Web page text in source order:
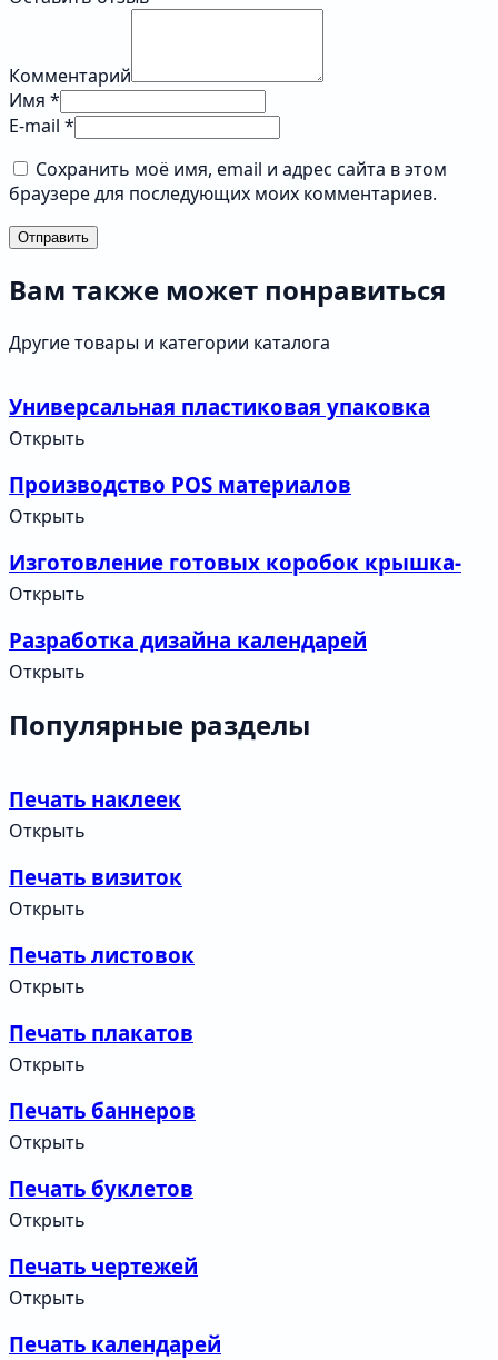
Комментарий
Имя *
E-mail *
Сохранить моё имя, email и адрес сайта в этом
браузере для последующих моих комментариев.
Отправить
Вам также может понравиться
Другие товары и категории каталога
Универсальная пластиковая упаковка
Открыть
Производство POS материалов
Открыть
Изготовление готовых коробок крышка-
дно 250х250х250 мм
Открыть
Разработка дизайна календарей
Открыть
Популярные разделы
Печать наклеек
Открыть
Печать визиток
Открыть
Печать листовок
Открыть
Печать плакатов
Открыть
Печать баннеров
Открыть
Печать буклетов
Открыть
Печать чертежей
Открыть
Печать календарей